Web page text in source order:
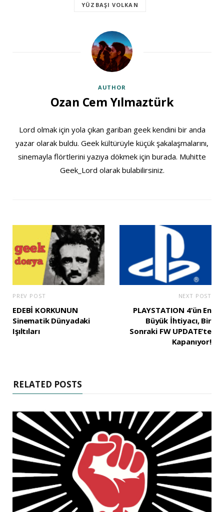
YÜZBAŞI VOLKAN
AUTHOR
Ozan Cem Yılmaztürk
Lord olmak için yola çıkan gariban geek kendini bir anda
yazar olarak buldu. Geek kültürüyle küçük şakalaşmalarını,
sinemayla flörtlerini yazıya dökmek için burada. Muhitte
Geek_Lord olarak bulabilirsiniz.
PREV POST
EDEBİ KORKUNUN
Sinematik Dünyadaki
Işıltıları
NEXT POST
PLAYSTATION 4’ün En
Büyük İhtiyacı, Bir
Sonraki FW UPDATE’te
Kapanıyor!
RELATED POSTS